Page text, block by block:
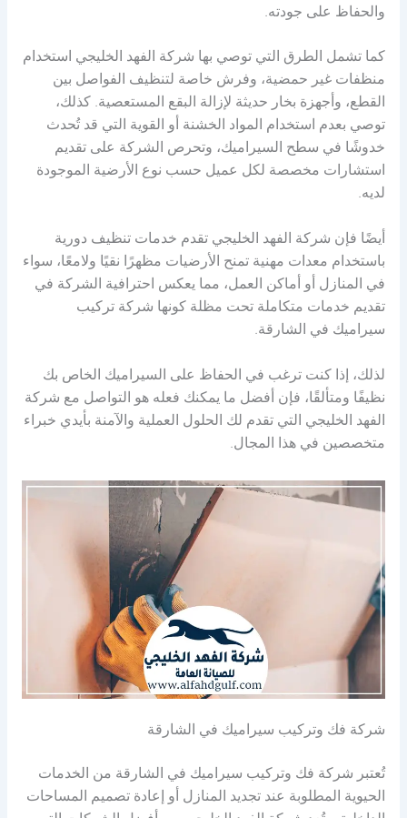
والحفاظ على جودته.
كما تشمل الطرق التي توصي بها شركة الفهد الخليجي استخدام
منظفات غير حمضية، وفرش خاصة لتنظيف الفواصل بين
القطع، وأجهزة بخار حديثة لإزالة البقع المستعصية. كذلك،
توصي بعدم استخدام المواد الخشنة أو القوية التي قد تُحدث
خدوشًا في سطح السيراميك، وتحرص الشركة على تقديم
استشارات مخصصة لكل عميل حسب نوع الأرضية الموجودة
لديه.
أيضًا فإن شركة الفهد الخليجي تقدم خدمات تنظيف دورية
باستخدام معدات مهنية تمنح الأرضيات مظهرًا نقيًا ولامعًا، سواء
في المنازل أو أماكن العمل، مما يعكس احترافية الشركة في
تقديم خدمات متكاملة تحت مظلة كونها شركة تركيب
سيراميك في الشارقة.
لذلك، إذا كنت ترغب في الحفاظ على السيراميك الخاص بك
نظيفًا ومتألقًا، فإن أفضل ما يمكنك فعله هو التواصل مع شركة
الفهد الخليجي التي تقدم لك الحلول العملية والآمنة بأيدي خبراء
متخصصين في هذا المجال.
شركة فك وتركيب سيراميك في الشارقة
تُعتبر شركة فك وتركيب سيراميك في الشارقة من الخدمات
الحيوية المطلوبة عند تجديد المنازل أو إعادة تصميم المساحات